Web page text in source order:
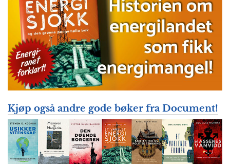
Kjøp også andre gode bøker fra Document!